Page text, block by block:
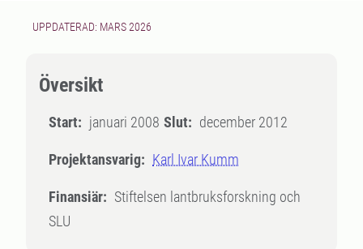
UPPDATERAD: MARS 2026
Översikt
Start: januari 2008 Slut: december 2012
Projektansvarig: Karl Ivar Kumm
Finansiär: Stiftelsen lantbruksforskning och
SLU